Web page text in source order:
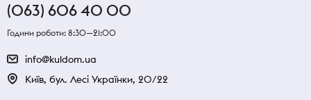
(063) 606 40 00
Години роботи: 8:30—21:00
info@kuldom.ua
Київ, бул. Лесі Українки, 20/22